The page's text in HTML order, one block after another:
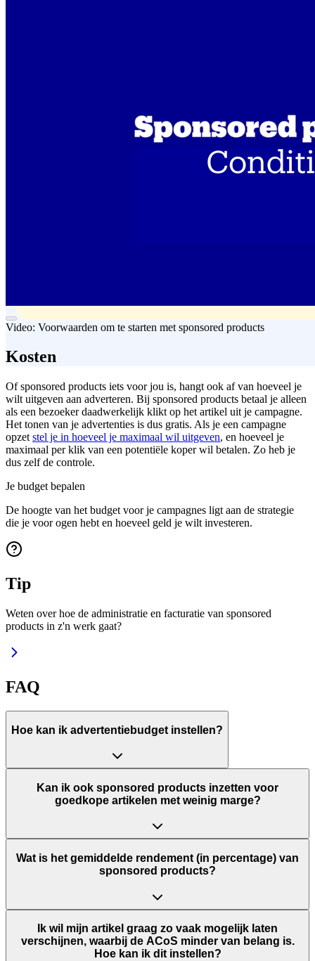
Video: Voorwaarden om te starten met sponsored products
Kosten
Of sponsored products iets voor jou is, hangt ook af van hoeveel je
wilt uitgeven aan adverteren. Bij sponsored products betaal je alleen
als een bezoeker daadwerkelijk klikt op het artikel uit je campagne.
Het tonen van je advertenties is dus gratis. Als je een campagne
opzet stel je in hoeveel je maximaal wil uitgeven, en hoeveel je
maximaal per klik van een potentiële koper wil betalen. Zo heb je
dus zelf de controle.
Je budget bepalen
De hoogte van het budget voor je campagnes ligt aan de strategie
die je voor ogen hebt en hoeveel geld je wilt investeren.
Tip
Weten over hoe de administratie en facturatie van sponsored
products in z'n werk gaat?
FAQ
Hoe kan ik advertentiebudget instellen?
Kan ik ook sponsored products inzetten voor
goedkope artikelen met weinig marge?
Wat is het gemiddelde rendement (in percentage) van
sponsored products?
Ik wil mijn artikel graag zo vaak mogelijk laten
verschijnen, waarbij de ACoS minder van belang is.
Hoe kan ik dit instellen?